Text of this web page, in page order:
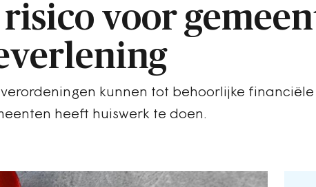
voor
kunnen tot behoorlijke
heeft huiswerk te doen.